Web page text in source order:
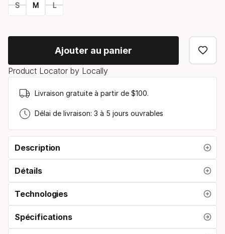
S M L
de
Ajouter au panier
Product Locator by Locally
Livraison gratuite à partir de $100.
Délai de livraison: 3 à 5 jours ouvrables
Description
Détails
Technologies
Spécifications